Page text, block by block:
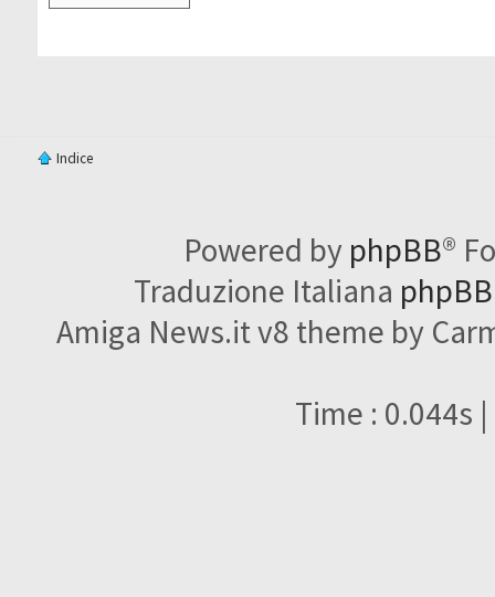
Indice
Powered by phpBB®
Traduzione Italiana
Amiga News.it v8 theme by
Time : 0.044s